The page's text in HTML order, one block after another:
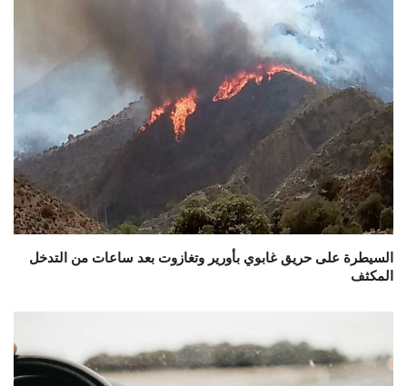
السيطرة على حريق غابوي بأورير وتغازوت بعد ساعات من التدخل
المكثف